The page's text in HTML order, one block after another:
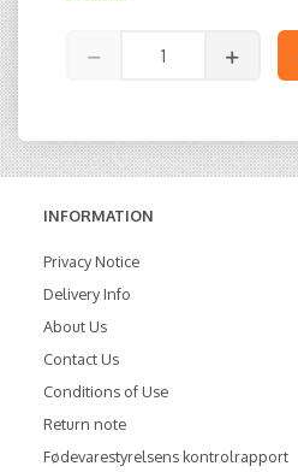
INFORMATION
Privacy Notice
Delivery Info
About Us
Contact Us
Conditions of Use
Return note
Fødevarestyrelsens kontrolrapport